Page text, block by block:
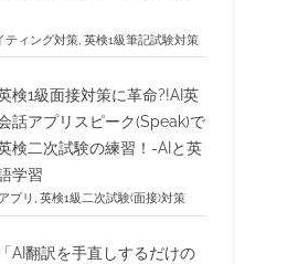
ティング対策 英検1級筆記試験対策
検1級面接対策に革命?!AI英
話アプリスピーク(Speak)で
検二次試験の練習！-AIと英
学習
プリ , 英検1級二次試験(面接)対策
「AI翻訳を手直しするだけの